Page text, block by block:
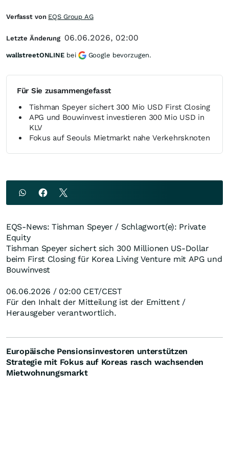
Für Sie zusammengefasst
Tishman Speyer sichert 300 Mio USD First Closing
APG und Bouwinvest investieren 300 Mio USD in
KLV
Fokus auf Seouls Mietmarkt nahe Verkehrsknoten
EQS-News: Tishman Speyer / Schlagwort(e): Private
Equity
Tishman Speyer sichert sich 300 Millionen US-Dollar
beim First Closing für Korea Living Venture mit APG und
Bouwinvest
06.06.2026 / 02:00 CET/CEST
Für den Inhalt der Mitteilung ist der Emittent /
Herausgeber verantwortlich.
Europäische Pensionsinvestoren unterstützen
Strategie mit Fokus auf Koreas rasch wachsenden
Mietwohnungsmarkt
Verfasst von EQS Group AG
Letzte Änderung 06.06.2026, 02:00
wallstreetONLINE bei Google bevorzugen.